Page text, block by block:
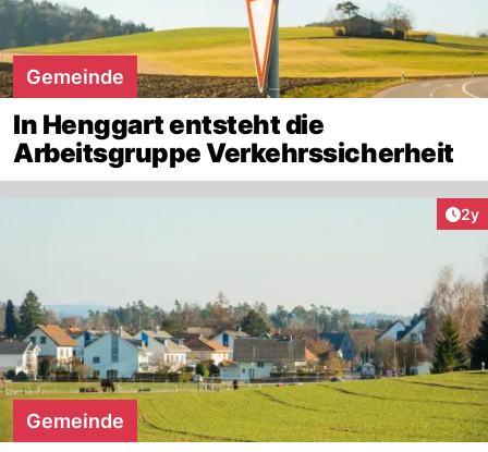
Gemeinde
In Henggart entsteht die
Arbeitsgruppe Verkehrssicherheit
2y
Gemeinde